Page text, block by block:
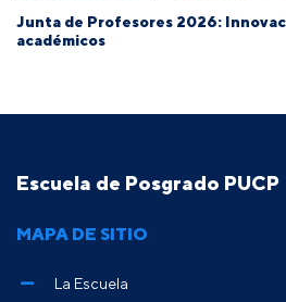
Junta de Profesores 2026:
académicos
Escuela de Posgrado PUCP
MAPA DE SITIO
La Escuela